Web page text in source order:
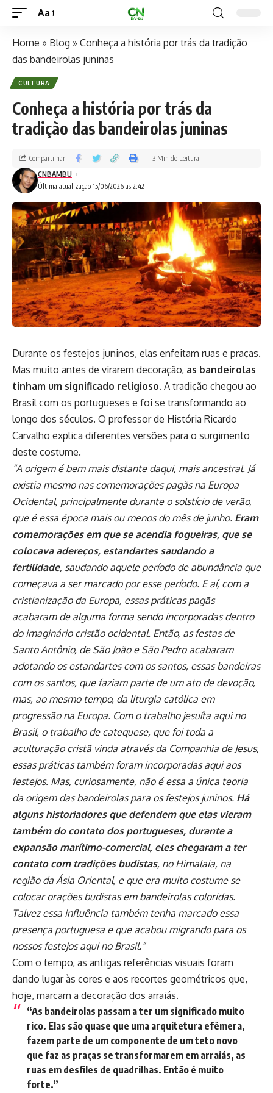
Aa
Home » Blog » Conheça a história por trás da tradição
das bandeirolas juninas
CULTURA
Conheça a história por trás da
tradição das bandeirolas juninas
Última atualização 15/06/2026 as 2:42
CNBAMBU
Compartilhar 3 Min de Leitura
Durante os festejos juninos, elas enfeitam ruas e praças.
Mas muito antes de virarem decoração, as bandeirolas
tinham um significado religioso. A tradição chegou ao
Brasil com os portugueses e foi se transformando ao
longo dos séculos. O professor de História Ricardo
Carvalho explica diferentes versões para o surgimento
deste costume.
“A origem é bem mais distante daqui, mais ancestral. Já
existia mesmo nas comemorações pagãs na Europa
Ocidental, principalmente durante o solstício de verão,
que é essa época mais ou menos do mês de junho. Eram
comemorações em que se acendia fogueiras, que se
colocava adereços, estandartes saudando a
fertilidade, saudando aquele período de abundância que
começava a ser marcado por esse período. E aí, com a
cristianização da Europa, essas práticas pagãs
acabaram de alguma forma sendo incorporadas dentro
do imaginário cristão ocidental. Então, as festas de
Santo Antônio, de São João e São Pedro acabaram
adotando os estandartes com os santos, essas bandeiras
com os santos, que faziam parte de um ato de devoção,
mas, ao mesmo tempo, da liturgia católica em
progressão na Europa. Com o trabalho jesuíta aqui no
Brasil, o trabalho de catequese, que foi toda a
aculturação cristã vinda através da Companhia de Jesus,
essas práticas também foram incorporadas aqui aos
festejos. Mas, curiosamente, não é essa a única teoria
da origem das bandeirolas para os festejos juninos. Há
alguns historiadores que defendem que elas vieram
também do contato dos portugueses, durante a
expansão marítimo-comercial, eles chegaram a ter
contato com tradições budistas, no Himalaia, na
região da Ásia Oriental, e que era muito costume se
colocar orações budistas em bandeirolas coloridas.
Talvez essa influência também tenha marcado essa
presença portuguesa e que acabou migrando para os
nossos festejos aqui no Brasil.”
Com o tempo, as antigas referências visuais foram
dando lugar às cores e aos recortes geométricos que,
hoje, marcam a decoração dos arraiás.
“As bandeirolas passam a ter um significado muito
rico. Elas são quase que uma arquitetura efêmera,
fazem parte de um componente de um teto novo
que faz as praças se transformarem em arraiás, as
ruas em desfiles de quadrilhas. Então é muito
forte.”